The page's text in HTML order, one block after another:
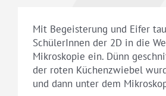
Mit Begeisterung und Eifer
SchülerInnen der 2D in die
Mikroskopie ein. Dünn
der roten Küchenzwiebel
und dann unter dem